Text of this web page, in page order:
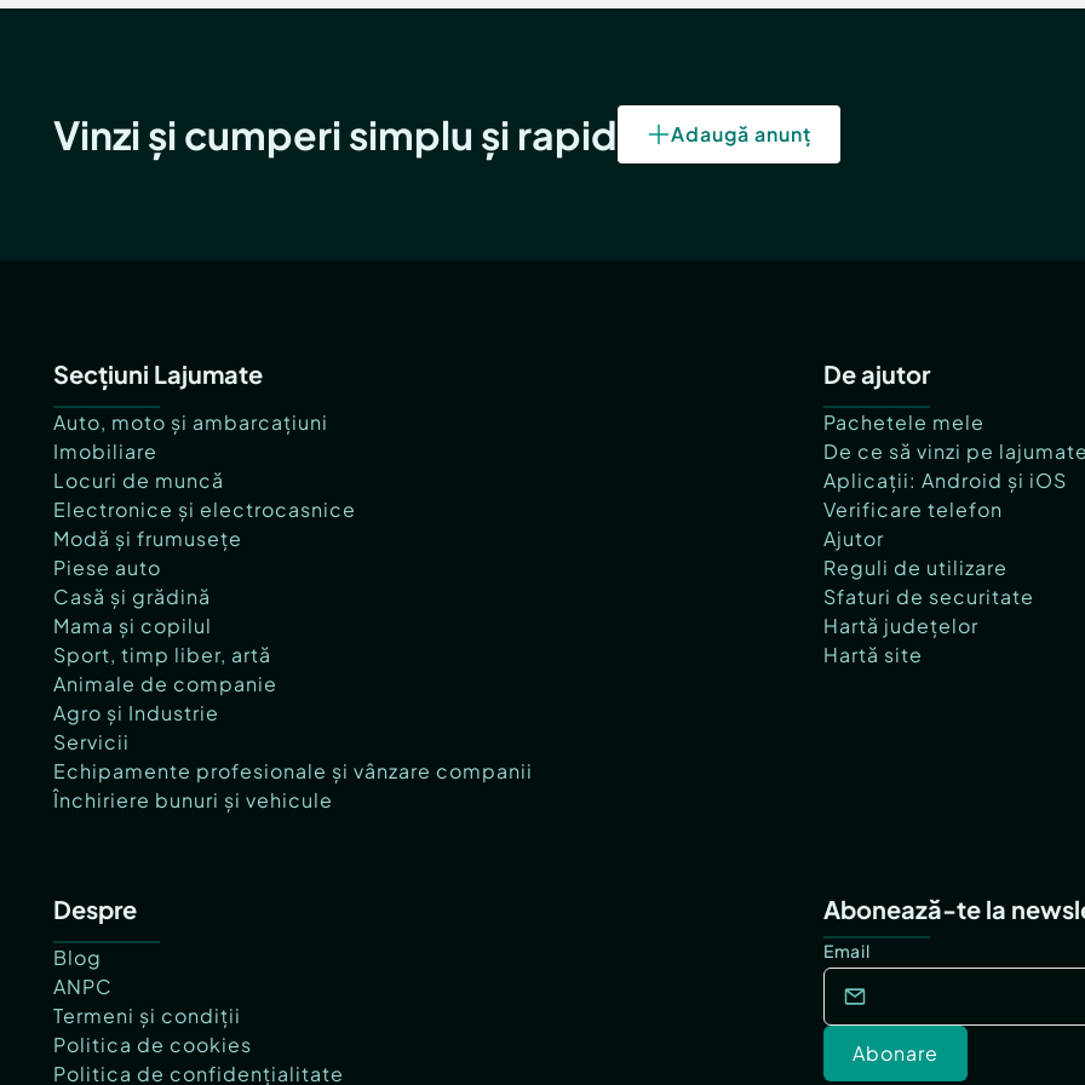
Vinzi și cumperi simplu și rapid Adaugă anunț
Secțiuni Lajumate
Auto, moto și ambarcațiuni
Imobiliare
Locuri de muncă
Electronice și electrocasnice
Modă și frumusețe
Piese auto
Casă și grădină
Mama și copilul
Sport, timp liber, artă
Animale de companie
Agro și Industrie
Servicii
Echipamente profesionale și vânzare companii
Închiriere bunuri și vehicule
De ajutor
Pachetele mele
De ce să vinzi pe
Aplicații: Android și iOS
Verificare telefon
Ajutor
Reguli de utilizare
Sfaturi de securitate
Hartă județelor
Hartă site
Despre
Blog
ANPC
Termeni și condiții
Politica de cookies
Politica de confidențialitate
Abonează-te la
Email
Abonare